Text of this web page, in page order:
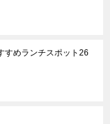
すめランチスポット26